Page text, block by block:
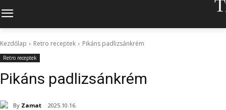
Kezdőlap Retro receptek Pikáns padlizsánkrém
Retro receptek
Pikáns padlizsánkrém
By Zamat 2025.10.16.